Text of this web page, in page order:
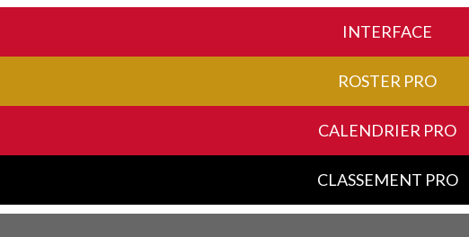
INTERFACE
ROSTER PRO
CALENDRIER PRO
CLASSEMENT PRO